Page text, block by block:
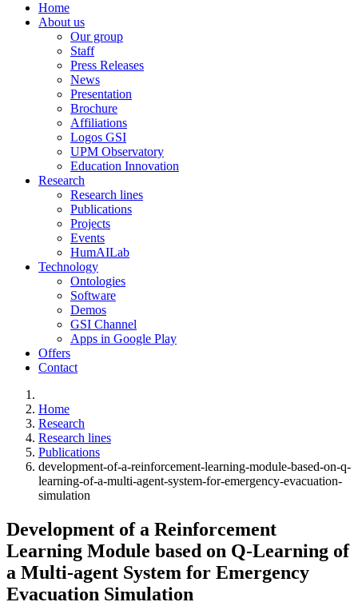
Home
About us
Our group
Staff
Press Releases
News
Presentation
Brochure
Affiliations
Logos GSI
UPM Observatory
Education Innovation
Research
Research lines
Publications
Projects
Events
HumAILab
Technology
Ontologies
Software
Demos
GSI Channel
Apps in Google Play
Offers
Contact
Home
Research
Research lines
Publications
development-of-a-reinforcement-learning-module-based-on-q-
learning-of-a-multi-agent-system-for-emergency-evacuation-
simulation
Development of a Reinforcement
Learning Module based on Q-Learning of
a Multi-agent System for Emergency
Evacuation Simulation